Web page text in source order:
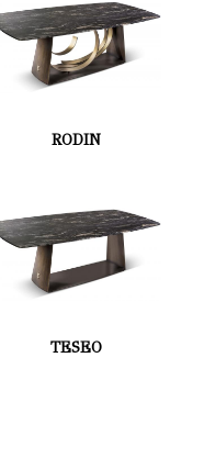
RODIN
TESEO